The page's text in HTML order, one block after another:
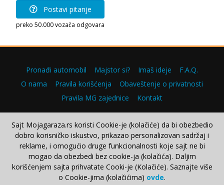
Postavi pitanje
preko 50.000 vozača odgovara
Pronađi automobil Majstor si? Imaš ideje
F.A.Q.
O nama
Pravila korišćenja
Obaveštenje o privatnosti
Pravila MG zajednice
Kontakt
Copyright © 2000–2026.
Sajt Mojagaraza.rs koristi Cookie-je (kolačiće) da bi obezbedio
dobro korisničko iskustvo, prikazao personalizovan sadržaj i
reklame, i omogućio druge funkcionalnosti koje sajt ne bi
mogao da obezbedi bez cookie-ja (kolačića). Daljim
korišćenjem sajta prihvatate Cooki-je (Kolačiće). Saznajte više
o Cookie-jima (kolačićima) ovde.